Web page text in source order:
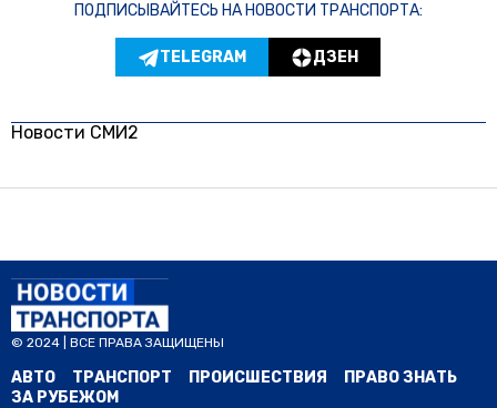
ПОДПИСЫВАЙТЕСЬ НА НОВОСТИ ТРАНСПОРТА:
TELEGRAM ДЗЕН
Новости СМИ2
© 2024 | ВСЕ ПРАВА ЗАЩИЩЕНЫ
АВТО ТРАНСПОРТ ПРОИСШЕСТВИЯ
ПРАВО ЗНАТЬ
ЗА РУБЕЖОМ